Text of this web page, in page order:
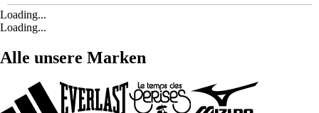
Loading...
Loading...
Alle unsere Marken